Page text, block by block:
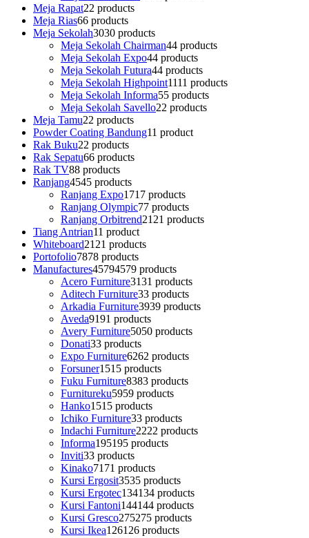
Meja Rapat22 products
Meja Rias66 products
Meja Sekolah3030 products
Meja Sekolah Chairman44 products
Meja Sekolah Expo44 products
Meja Sekolah Futura44 products
Meja Sekolah Highpoint1111 products
Meja Sekolah Informa55 products
Meja Sekolah Savello22 products
Meja Tamu22 products
Powder Coating Bandung11 product
Rak Buku22 products
Rak Sepatu66 products
Rak TV88 products
Ranjang4545 products
Ranjang Expo1717 products
Ranjang Olympic77 products
Ranjang Orbitrend21 21 products
Tiang Antrian11 product
Whiteboard21 21 products
Portofolio7878 products
Manufactures45794579 products
Acero Furniture3131 products
Aditech Furniture33 products
Arkadia Furniture3939 products
Aveda9191 products
Avery Furniture5050 products
Donati33 products
Expo Furniture6262 products
Forsuner1515 products
Fuku Furniture8383 products
Furnitureku5959 products
Hanko1515 products
Ichiko Furniture33 products
Indachi Furniture2222 products
Informa195195 products
Inviti33 products
Kinako71 71 products
Kursi Ergosit3535 products
Kursi Ergotec134134 products
Kursi Fantoni144144 products
Kursi Gresco275275 products
Kursi Ikea126126 products